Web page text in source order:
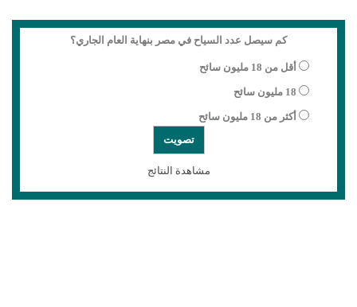
كم سيصل عدد السياح في مصر بنهاية العام الجاري؟
أقل من 18 مليون سائح
18 مليون سائح
أكثر من 18 مليون سائح
مشاهدة النتائج